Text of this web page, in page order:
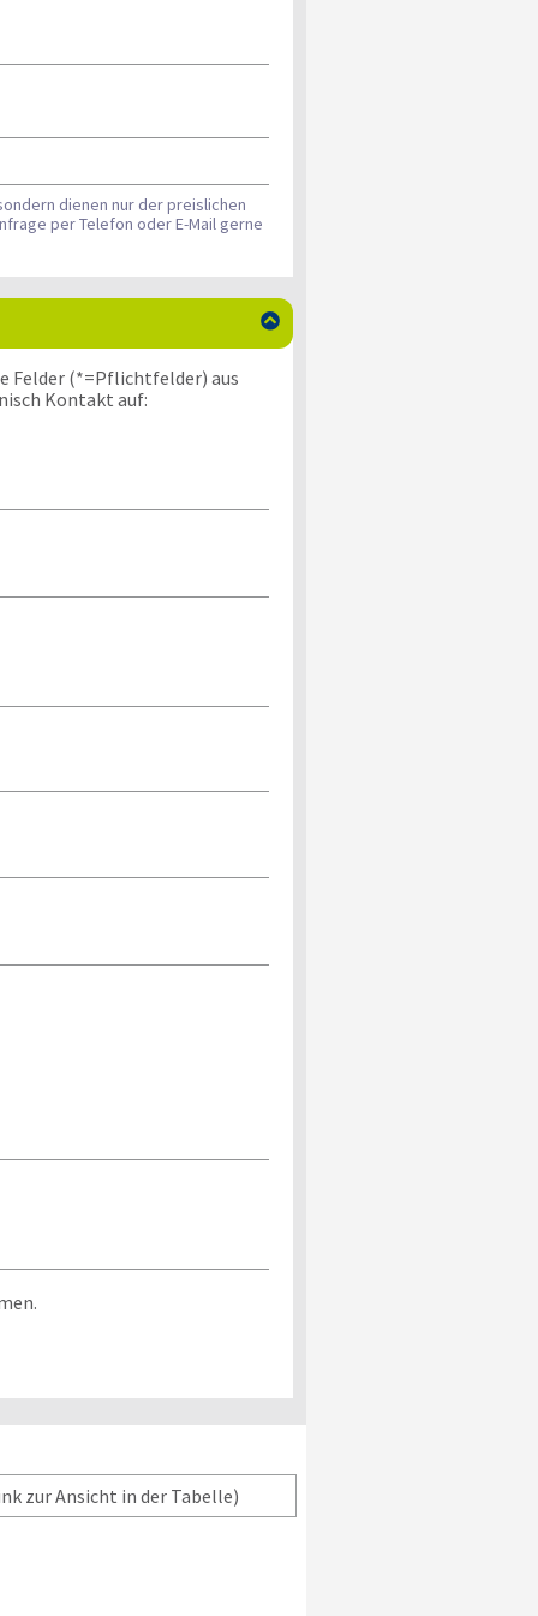
dienen nur der preislichen
per Telefon oder E-Mail gerne

Felder (*=Pflichtfelder) aus
Kontakt auf:
zur Ansicht in der Tabelle)